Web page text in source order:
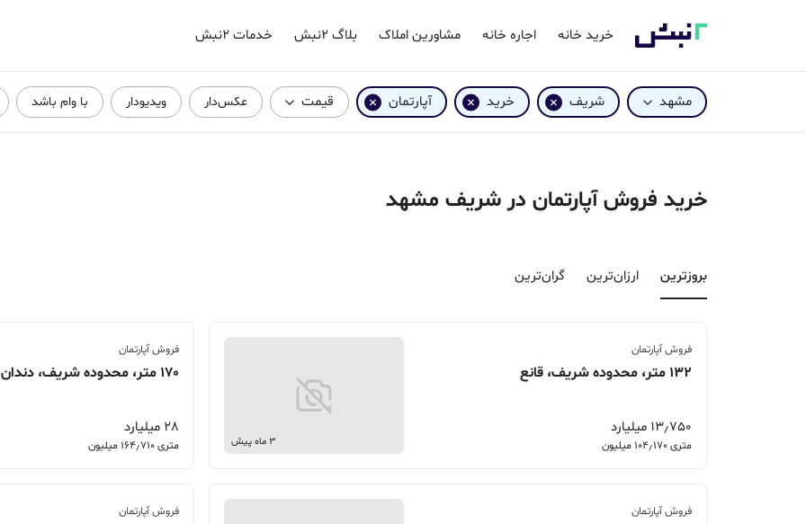
خرید خانه اجاره خانه مشاورین املاک بلاگ ۲نبش خدمات ۲نبش
مشهد شریف خرید آپارتمان قیمت عکس‌دار ویدیودار با وام باشد
خرید فروش آپارتمان در شریف مشهد
بروزترین‌ ارزان‌ترین گران‌ترین
فروش آپارتمان
132 متر، محدوده شریف، قانع
13٫750 میلیارد
متری 104٫170 میلیون 3 ماه پیش
فروش آپارتمان
170 متر، محدوده شریف، دندان
28 میلیارد
متری 164٫710 میلیون
فروش آپارتمان فروش آپارتمان